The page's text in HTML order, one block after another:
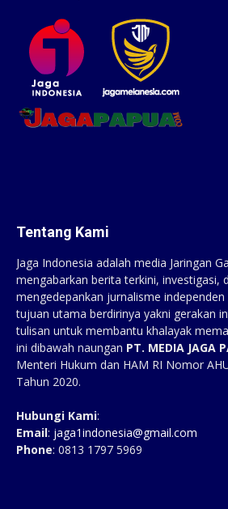
Tentang Kami
Jaga Indonesia adalah media Jaringan
mengabarkan berita terkini, investigasi,
mengedepankan jurnalisme
tujuan utama berdirinya yakni gerakan
tulisan untuk membantu khalayak
ini dibawah naungan PT. MEDIA JAGA
Menteri Hukum dan HAM RI Nomor
Tahun 2020.
Hubungi Kami:
Email: jaga1indonesia@gmail.com
Phone: 0813 1797 5969